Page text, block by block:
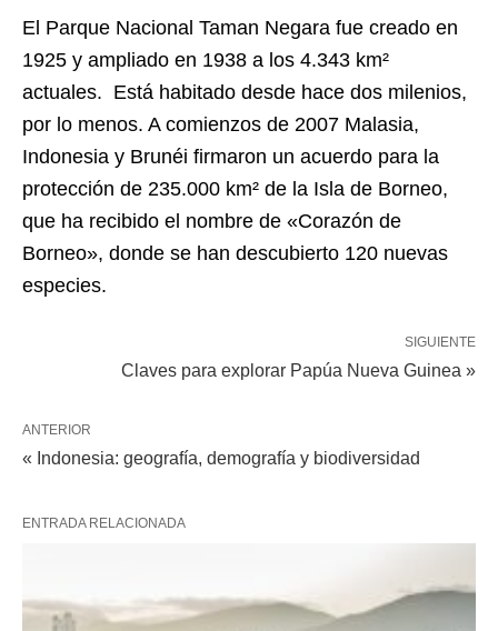
El Parque Nacional Taman Negara fue creado en
1925 y ampliado en 1938 a los 4.343 km²
actuales. Está habitado desde hace dos milenios,
por lo menos. A comienzos de 2007 Malasia,
Indonesia y Brunéi firmaron un acuerdo para la
protección de 235.000 km² de la Isla de Borneo,
que ha recibido el nombre de «Corazón de
Borneo», donde se han descubierto 120 nuevas
especies.
SIGUIENTE
Claves para explorar Papúa Nueva Guinea »
ANTERIOR
« Indonesia: geografía, demografía y biodiversidad
ENTRADA RELACIONADA